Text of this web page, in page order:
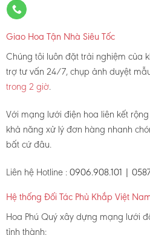
Giao Hoa Tận Nhà Siêu Tốc
Chúng tôi luôn đặt trải nghiệm của
trợ tư vấn 24/7, chụp ảnh duyệt
trong 2 giờ.
Với mạng lưới điện hoa liên kết
khả năng xử lý đơn hàng nhanh
bất cứ đâu.
Liên hệ Hotline : 0906.908.101 |
Hệ thống Đối Tác Phủ Khắp Việt
Hoa Phú Quý xây dựng mạng lưới
tỉnh thành: